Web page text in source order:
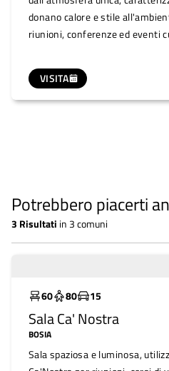
VISITA
donano calore e stile
riunioni, conferenze ed eventi
moderna e funzionale. Un
perfetto per dare vita ai vostri
accogliente e suggestivo.
Potrebbero piacerti
3 Risultati in 3 comuni
60
80 15
Sala Ca' Nostra
BOSIA
Sala spaziosa e luminosa,